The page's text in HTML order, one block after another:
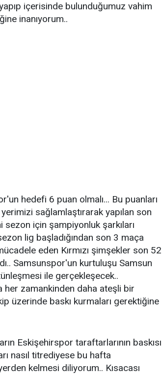
içerisinde bulunduğumuz vahim
inanıyorum..
hedefi 6 puan olmalı... Bu puanları
sağlamlaştırarak yapılan son
için şampiyonluk şarkıları
lig başladığından son 3 maça
eden Kırmızı şimşekler son 52
Samsunspor'un kurtuluşu Samsun
ile gerçekleşecek..
her zamankinden daha ateşli bir
üzerinde baskı kurmaları gerektiğine
Eskişehirspor taraftarlarının baskısı
nasıl titrediyese bu hafta
kelmesi diliyorum.. Kısacası